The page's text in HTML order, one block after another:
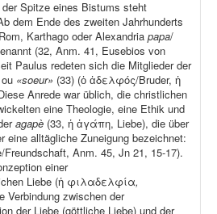
Spitze eines Bistums steht
dem Ende des zweiten Jahrhunderts
Karthago oder Alexandria papa/
(32, Anm. 41, Eusebios von
Paulus redeten sich die Mitglieder der
ou «soeur» (33) (ὁ ἀδελφός/Bruder, ἡ
Anrede war üblich, die christlichen
eine Theologie, eine Ethik und
agapè (33, ἡ ἀγάπη, Liebe), die über
eine alltägliche Zuneigung bezeichnet:
Anm. 45, Jn 21, 15-17).
einer
Liebe (ἡ φιλαδελφία,
Verbindung zwischen der
der Liebe (göttliche Liebe) und der